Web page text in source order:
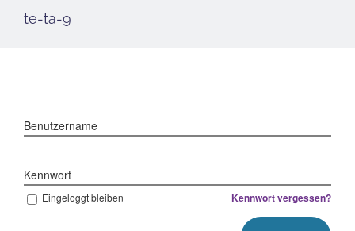
te-ta-9
Benutzername
Kennwort
Eingeloggt bleiben Kennwort vergessen?